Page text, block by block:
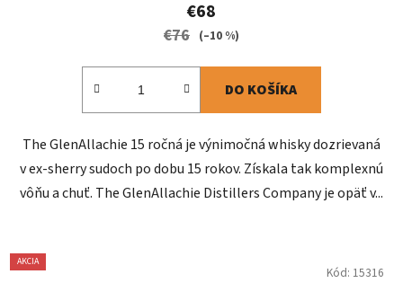
€68
€76 (–10 %)
DO KOŠÍKA
The GlenAllachie 15 ročná je výnimočná whisky dozrievaná
v ex-sherry sudoch po dobu 15 rokov. Získala tak komplexnú
vôňu a chuť. The GlenAllachie Distillers Company je opäť v...
AKCIA
Kód: 15316